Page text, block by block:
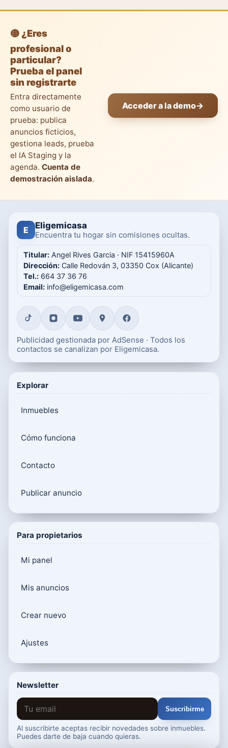
🟡 ¿Eres
profesional o
particular?
Prueba el panel
sin registrarte
Entra directamente
como usuario de
prueba: publica
anuncios ficticios,
gestiona leads, prueba
el IA Staging y la
agenda. Cuenta de
demostración aislada.
Acceder a la demo→
E Eligemicasa
Encuentra tu hogar sin comisiones ocultas.
Titular: Angel Rives Garcia · NIF 15415960A
Dirección: Calle Redován 3, 03350 Cox (Alicante)
Tel.: 664 37 36 76
Email: info@eligemicasa.com
Publicidad gestionada por AdSense · Todos los
contactos se canalizan por Eligemicasa.
Explorar
Inmuebles
Cómo funciona
Contacto
Publicar anuncio
Para propietarios
Mi panel
Mis anuncios
Crear nuevo
Ajustes
Newsletter
Suscribirme
Al suscribirte aceptas recibir novedades sobre inmuebles.
Puedes darte de baja cuando quieras.